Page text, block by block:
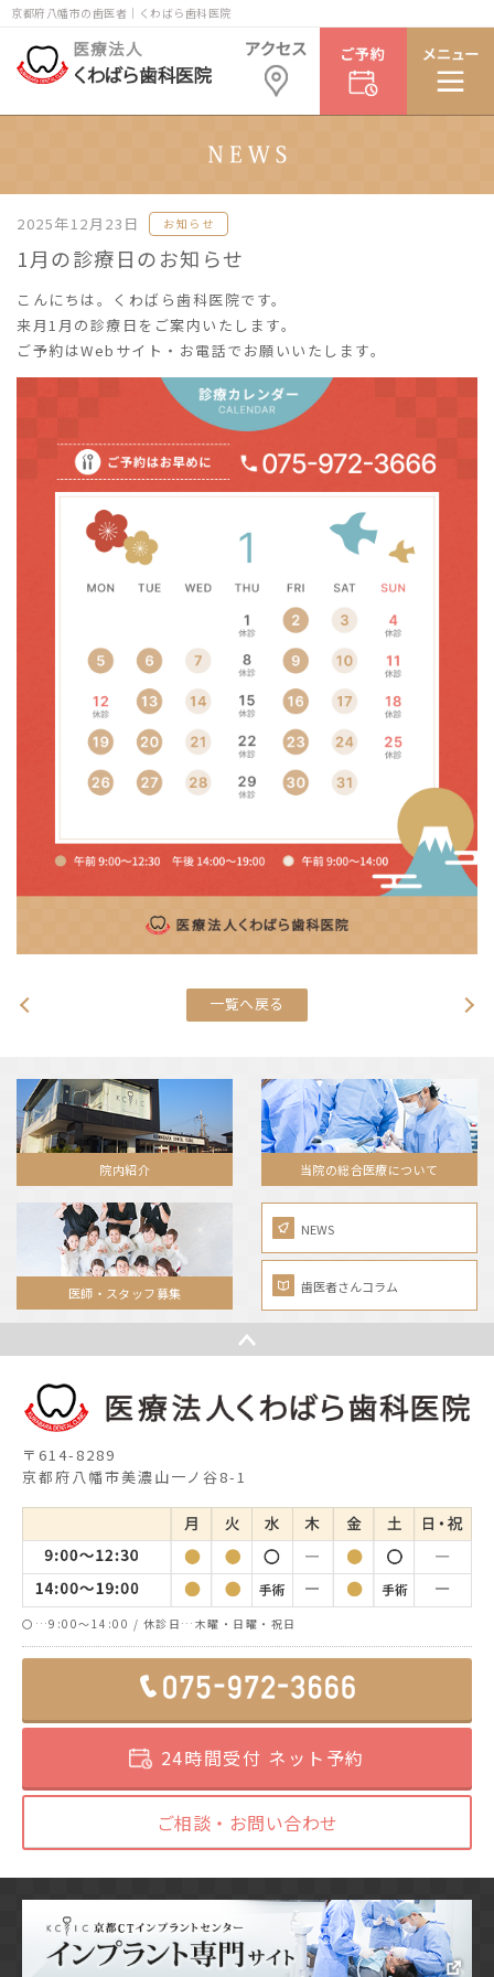
京都府八幡市の歯医者｜くわばら歯科医院
2025年12月23日 お知らせ
1月の診療日のお知らせ
こんにちは。くわばら歯科医院です。
来月1月の診療日をご案内いたします。
ご予約はWebサイト・お電話でお願いいたします。
一覧へ戻る
院内紹介 当院の総合医療について
医師・スタッフ募集
NEWS
歯医者さんコラム
〒614-8289
京都府八幡市美濃山一ノ谷8-1
〇…9:00～14:00 / 休診日…木曜・日曜・祝日
24時間受付 ネット予約
ご相談・お問い合わせ